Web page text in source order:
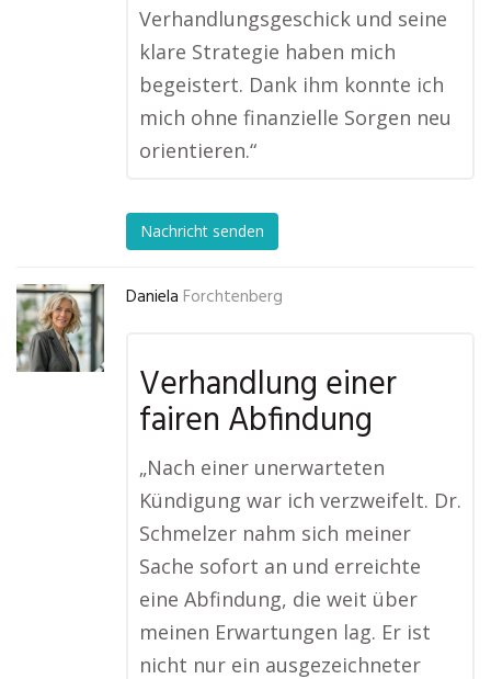
Verhandlungsgeschick und seine
klare Strategie haben mich
begeistert. Dank ihm konnte ich
mich ohne finanzielle Sorgen neu
orientieren.“
Nachricht senden
Daniela Forchtenberg
Verhandlung einer
fairen Abfindung
„Nach einer unerwarteten
Kündigung war ich verzweifelt. Dr.
Schmelzer nahm sich meiner
Sache sofort an und erreichte
eine Abfindung, die weit über
meinen Erwartungen lag. Er ist
nicht nur ein ausgezeichneter